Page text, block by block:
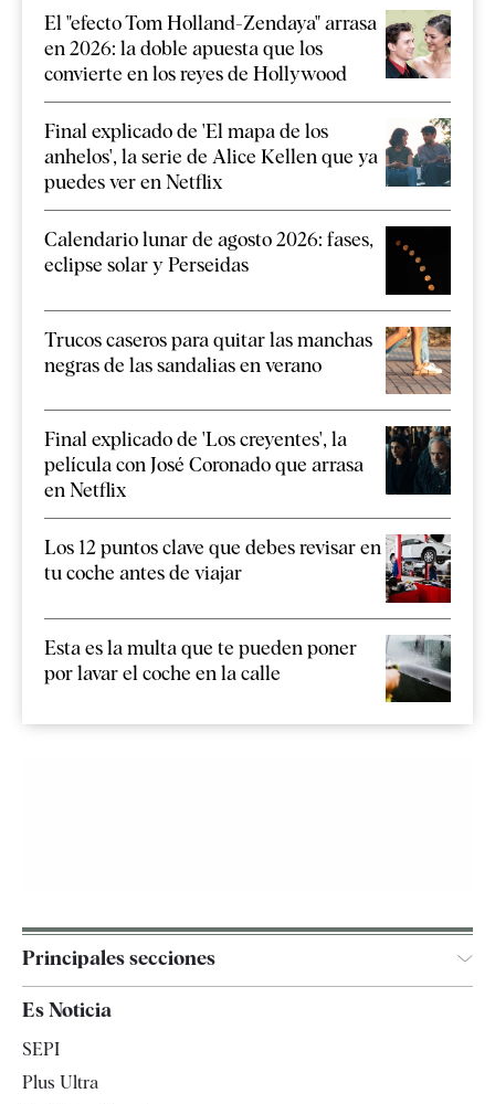
El "efecto Tom Holland-Zendaya" arrasa
en 2026: la doble apuesta que los
convierte en los reyes de Hollywood
Final explicado de 'El mapa de los
anhelos', la serie de Alice Kellen que ya
puedes ver en Netflix
Calendario lunar de agosto 2026: fases,
eclipse solar y Perseidas
Trucos caseros para quitar las manchas
negras de las sandalias en verano
Final explicado de 'Los creyentes', la
película con José Coronado que arrasa
en Netflix
Los 12 puntos clave que debes revisar en
tu coche antes de viajar
Esta es la multa que te pueden poner
por lavar el coche en la calle
Principales secciones
España
Es Noticia
SEPI
Plus Ultra